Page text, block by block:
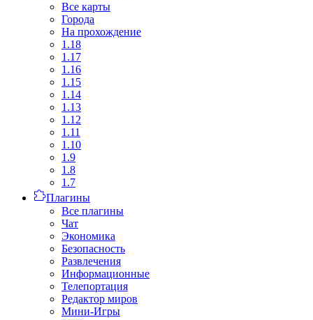
Все карты
Города
На прохождение
1.18
1.17
1.16
1.15
1.14
1.13
1.12
1.11
1.10
1.9
1.8
1.7
Плагины
Все плагины
Чат
Экономика
Безопасность
Развлечения
Информационные
Телепортация
Редактор миров
Мини-Игры